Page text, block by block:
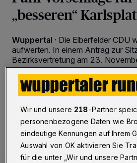
„besseren“
Wuppertal · Die Elberfelder CDU
aufwerten. In einem Antrag zur
Bezirksvertretung am 23.
dazu fünf Punkte vor. Der
17.11.2022 , 08:30 Uhr Eine Minute
Wir und unsere 218-Partner
personenbezogene Daten wie
eindeutige Kennungen auf Ihrem
Auswahl von OK aktivieren Sie
für die unter „Wir und unsere